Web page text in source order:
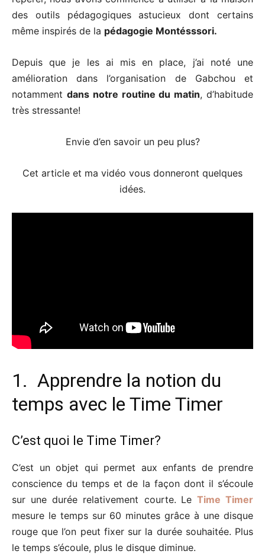
des outils pédagogiques astucieux dont certains
même inspirés de la pédagogie Montésssori.
Depuis que je les ai mis en place, j’ai noté une
amélioration dans l’organisation de Gabchou et
notamment dans notre routine du matin, d’habitude
très stressante!
Envie d’en savoir un peu plus?
Cet article et ma vidéo vous donneront quelques
idées.
1. Apprendre la notion du
temps avec le Time Timer
C’est quoi le Time Timer?
C’est un objet qui permet aux enfants de prendre
conscience du temps et de la façon dont il s’écoule
sur une durée relativement courte. Le Time Timer
mesure le temps sur 60 minutes grâce à une disque
rouge que l’on peut fixer sur la durée souhaitée. Plus
le temps s’écoule, plus le disque diminue.